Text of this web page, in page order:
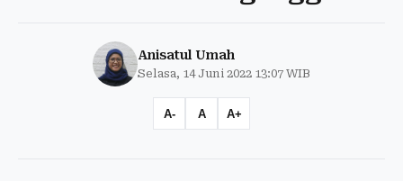
Anisatul Umah
Selasa, 14 Juni 2022 13:07 WIB
A- A A+